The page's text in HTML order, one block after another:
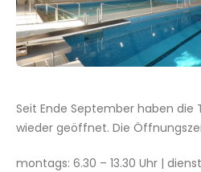
Seit Ende September haben die
wieder geöffnet. Die
montags: 6.30 – 13.30 Uhr |